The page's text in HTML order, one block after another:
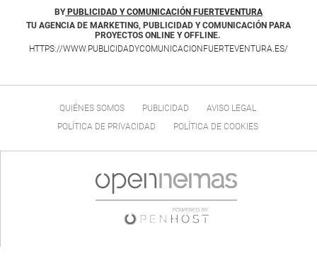
BY PUBLICIDAD Y COMUNICACIÓN FUERTEVENTURA
TU AGENCIA DE MARKETING, PUBLICIDAD Y COMUNICACIÓN PARA
PROYECTOS ONLINE Y OFFLINE.
HTTPS://WWW.PUBLICIDADYCOMUNICACIONFUERTEVENTURA.ES/
QUIÉNES SOMOS PUBLICIDAD
AVISO LEGAL
POLÍTICA DE PRIVACIDAD
POLÍTICA DE COOKIES